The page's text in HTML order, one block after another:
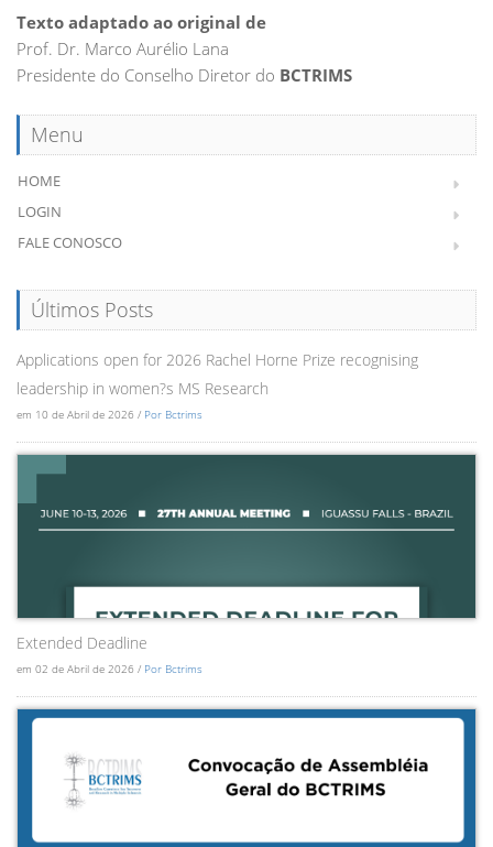
Texto adaptado ao original de
Prof. Dr. Marco Aurélio Lana
Presidente do Conselho Diretor do BCTRIMS
Menu
HOME
LOGIN
FALE CONOSCO
Últimos Posts
Applications open for 2026 Rachel Horne Prize recognising
leadership in women?s MS Research
em 10 de Abril de 2026 / Por Bctrims
Extended Deadline
em 02 de Abril de 2026 / Por Bctrims